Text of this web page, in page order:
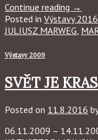
Continue reading →
Posted in Výstavy 2016
JULIUSZ MARWEG
Výstavy 2009
SVĚT JE
Posted on 11.8.2016
06.11.2009 –